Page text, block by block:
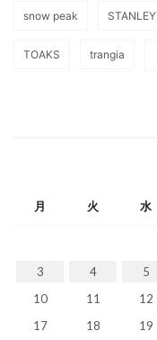
snow peak STANLEY
TOAKS trangia
月 火 水
3
4 5
10
11 12
17
18 19